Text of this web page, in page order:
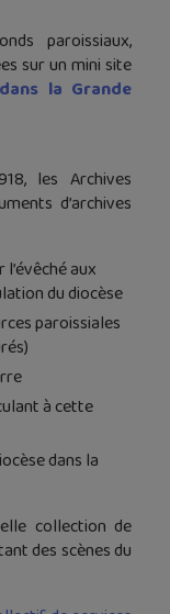
paroissiaux,
sur un mini site
la Grande
les Archives
d’archives
aux
du diocèse
paroissiales
à cette
dans la
collection de
des scènes du